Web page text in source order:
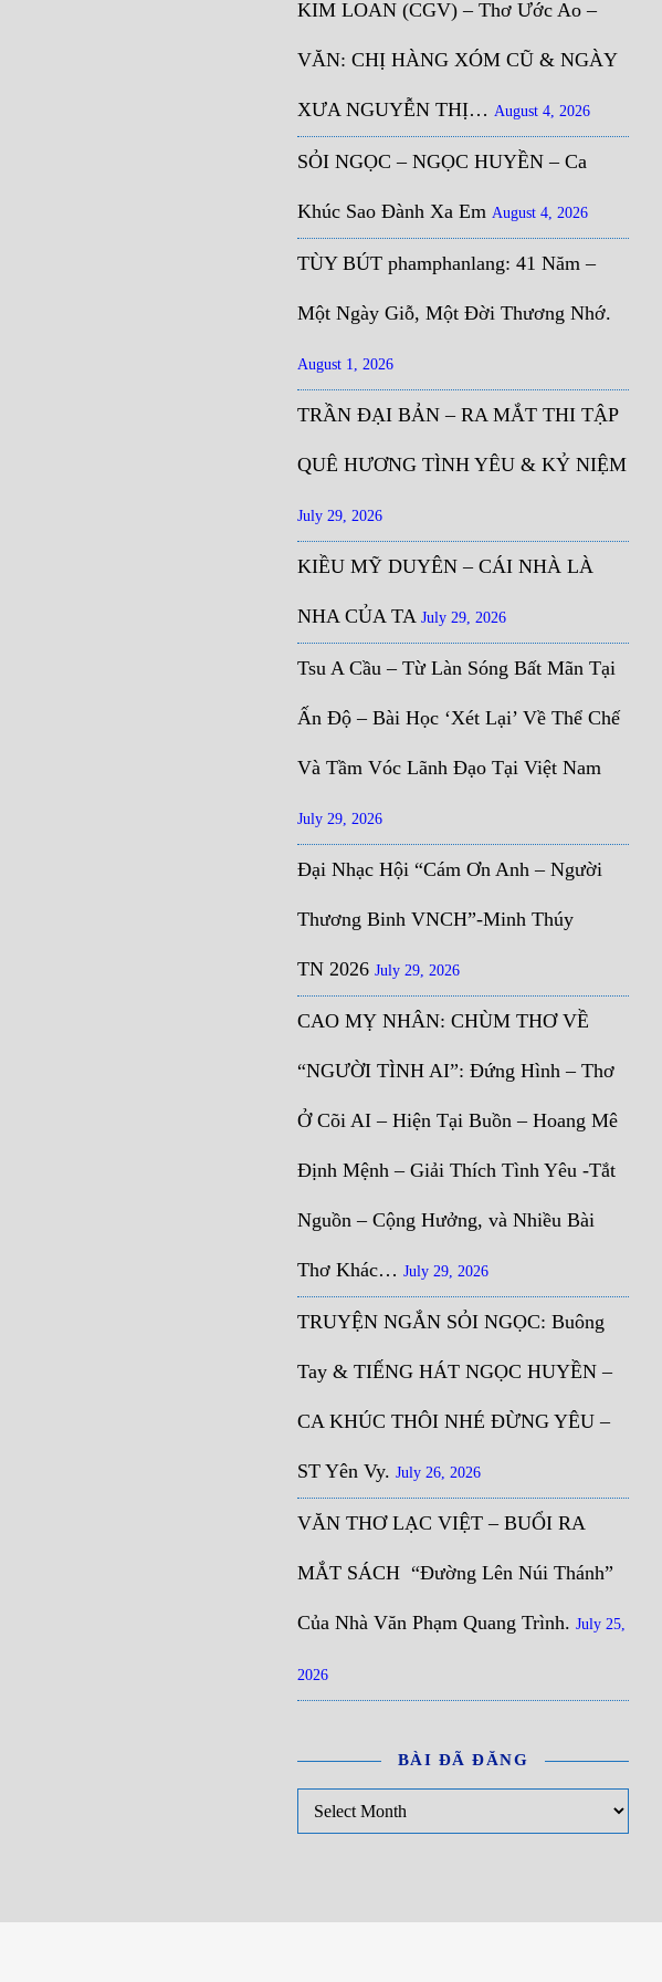
KIM LOAN (CGV) – Thơ Ước Ao –
VĂN: CHỊ HÀNG XÓM CŨ & NGÀY
XƯA NGUYỄN THỊ… August 4, 2026
SỎI NGỌC – NGỌC HUYỀN – Ca
Khúc Sao Đành Xa Em August 4, 2026
TÙY BÚT phamphanlang: 41 Năm –
Một Ngày Giỗ, Một Đời Thương Nhớ.
August 1, 2026
TRẦN ĐẠI BẢN – RA MẮT THI TẬP
QUÊ HƯƠNG TÌNH YÊU & KỶ NIỆM
July 29, 2026
KIỀU MỸ DUYÊN – CÁI NHÀ LÀ
NHA CỦA TA July 29, 2026
Tsu A Cầu – Từ Làn Sóng Bất Mãn Tại
Ấn Độ – Bài Học ‘Xét Lại’ Về Thể Chế
Và Tầm Vóc Lãnh Đạo Tại Việt Nam
July 29, 2026
Đại Nhạc Hội “Cám Ơn Anh – Người
Thương Binh VNCH”-Minh Thúy
TN 2026 July 29, 2026
CAO MỴ NHÂN: CHÙM THƠ VỀ
“NGƯỜI TÌNH AI”: Đứng Hình – Thơ
Ở Cõi AI – Hiện Tại Buồn – Hoang Mê
Định Mệnh – Giải Thích Tình Yêu -Tắt
Nguồn – Cộng Hưởng, và Nhiều Bài
Thơ Khác… July 29, 2026
TRUYỆN NGẮN SỎI NGỌC: Buông
Tay & TIẾNG HÁT NGỌC HUYỀN –
CA KHÚC THÔI NHÉ ĐỪNG YÊU –
ST Yên Vy. July 26, 2026
VĂN THƠ LẠC VIỆT – BUỔI RA
MẮT SÁCH “Đường Lên Núi Thánh”
Của Nhà Văn Phạm Quang Trình. July 25,
2026
BÀI ĐÃ ĐĂNG